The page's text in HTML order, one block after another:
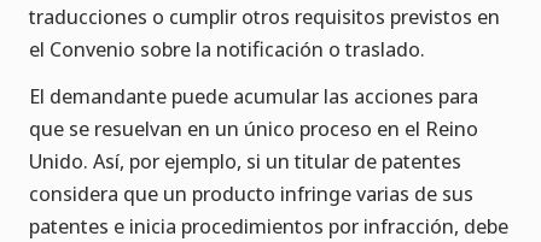
traducciones o cumplir otros requisitos previstos en
el Convenio sobre la notificación o traslado.
El demandante puede acumular las acciones para
que se resuelvan en un único proceso en el Reino
Unido. Así, por ejemplo, si un titular de patentes
considera que un producto infringe varias de sus
patentes e inicia procedimientos por infracción, debe